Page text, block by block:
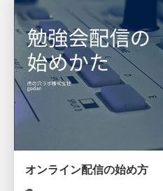
オンライン配信の始め方